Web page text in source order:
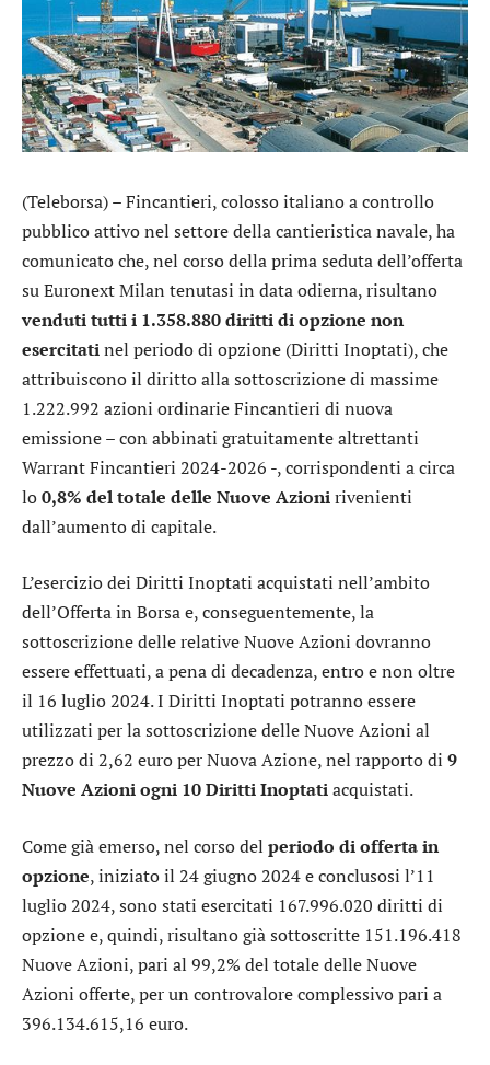
(Teleborsa) –Fincantieri, colosso italiano a controllo
pubblico attivo nel settore della cantieristica navale, ha
comunicato che, nel corso della prima seduta dell’offerta
su Euronext Milan tenutasi in data odierna, risultano
venduti tutti i 1.358.880 diritti di opzione non
esercitatinel periodo di opzione (Diritti Inoptati), che
attribuiscono il diritto alla sottoscrizione di massime
1.222.992 azioni ordinarie Fincantieri di nuova
emissione – con abbinati gratuitamente altrettanti
Warrant Fincantieri 2024-2026 -, corrispondenti a circa
lo0,8% del totale delle Nuove Azionirivenienti
dall’aumento di capitale.
L’esercizio dei Diritti Inoptati acquistati nell’ambito
dell’Offerta in Borsa e, conseguentemente, la
sottoscrizione delle relative Nuove Azioni dovranno
essere effettuati, a pena di decadenza, entro e non oltre
il 16 luglio 2024. I Diritti Inoptati potranno essere
utilizzati per la sottoscrizione delle Nuove Azioni al
prezzo di 2,62 euro per Nuova Azione, nel rapporto di 9
Nuove Azioni ogni 10 Diritti Inoptatiacquistati.
Come già emerso, nel corso del periodo di offerta in
opzione, iniziato il 24 giugno 2024 e conclusosi l’11
luglio 2024, sono stati esercitati 167.996.020 diritti di
opzione e, quindi, risultano già sottoscritte 151.196.418
Nuove Azioni, pari al 99,2% del totale delle Nuove
Azioni offerte, per un controvalore complessivo pari a
396.134.615,16 euro.